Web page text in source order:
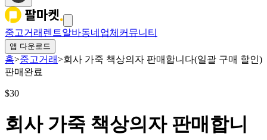
중고거래 렌트알바동네업체 커뮤니티
앱 다운로드
홈>중고거래>회사 가죽 책상의자 판매합니다(일괄 구매 할인)
판매완료
$30
회사 가죽 책상의자 판매합니